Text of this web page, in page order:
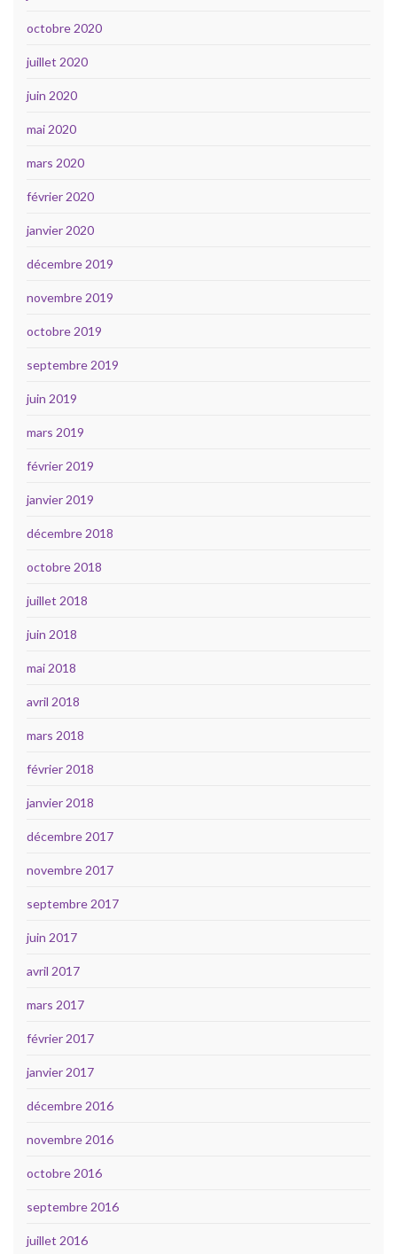
octobre 2020
juillet 2020
juin 2020
mai 2020
mars 2020
février 2020
janvier 2020
décembre 2019
novembre 2019
octobre 2019
septembre 2019
juin 2019
mars 2019
février 2019
janvier 2019
décembre 2018
octobre 2018
juillet 2018
juin 2018
mai 2018
avril 2018
mars 2018
février 2018
janvier 2018
décembre 2017
novembre 2017
septembre 2017
juin 2017
avril 2017
mars 2017
février 2017
janvier 2017
décembre 2016
novembre 2016
octobre 2016
septembre 2016
juillet 2016